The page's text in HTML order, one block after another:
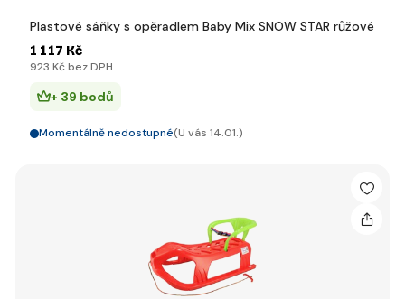
Plastové sáňky s opěradlem Baby Mix SNOW STAR růžové
1 117 Kč
923 Kč bez DPH
+ 39 bodů
Momentálně nedostupné(U vás 14.01.)